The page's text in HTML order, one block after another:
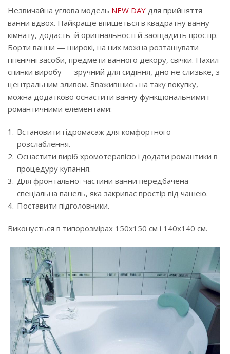
Незвичайна углова модель NEW DAY для прийняття
ванни вдвох. Найкраще впишеться в квадратну ванну
кімнату, додасть їй оригінальності й заощадить простір.
Борти ванни — широкі, на них можна розташувати
гігієнічні засоби, предмети ванного декору, свічки. Нахил
спинки виробу — зручний для сидіння, дно не слизьке, з
центральним зливом. Зважившись на таку покупку,
можна додатково оснастити ванну функціональними і
романтичними елементами:
Встановити гідромасаж для комфортного
розслаблення.
Оснастити виріб хромотерапією і додати романтики в
процедуру купання.
Для фронтальної частини ванни передбачена
спеціальна панель, яка закриває простір під чашею.
Поставити підголовники.
Виконується в типорозмірах 150x150 см і 140x140 см.